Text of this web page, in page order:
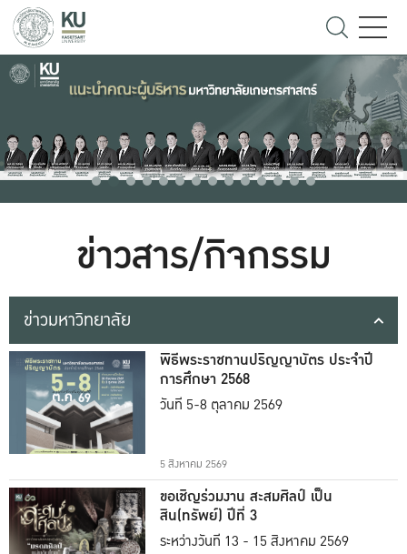
ข่าวสาร/กิจกรรม
ข่าวมหาวิทยาลัย
พิธีพระราชทานปริญญาบัตร ประจำปี
การศึกษา 2568
วันที่ 5-8 ตุลาคม 2569
5 สิงหาคม 2569
ขอเชิญร่วมงาน สะสมศิลป์ เป็น
สิน(ทรัพย์) ปีที่ 3
ระหว่างวันที่ 13 - 15 สิงหาคม 2569